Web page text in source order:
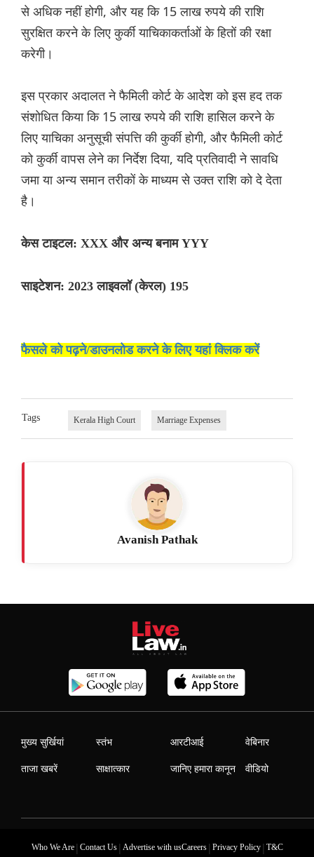
से अधिक नहीं होगी, और यह कि 15 लाख रुपये की राशि
सुरक्षित करने के लिए कुर्की याचिकाकर्ताओं के हितों की रक्षा
करेगी।
इस प्रकार अदालत ने फैमिली कोर्ट के आदेश को इस हद तक
संशोधित किया कि 15 लाख रुपये की राशि हासिल करने के
लिए याचिका अनुसूची संपत्ति की कुर्की होगी, और फैमिली कोर्ट
को कुर्की वापस लेने का निर्देश दिया, यदि प्रतिवादी ने सावधि
जमा या अन्य समान तरीकों के माध्यम से उक्त राशि को दे देता
है।
केस टाइटल: XXX और अन्य बनाम YYY
साइटेशन: 2023 लाइवलॉ (केरल) 195
फैसले को पढ़ने/डाउनलोड करने के लिए यहां क्लिक करें
Tags Kerala High Court Marriage Expenses
Avanish Pathak
मुख्य सुर्खियां
ताजा खबरें
स्तंभ
साक्षात्कार
आरटीआई
जानिए हमारा कानून
वेबिनार
वीडियो
Who We Are| Contact Us| Advertise with usCareers| Privacy Policy| T&C